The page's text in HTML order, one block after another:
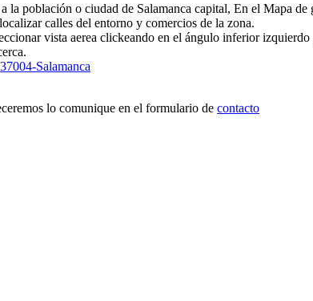
la población o ciudad de Salamanca capital, En el Mapa
calles del entorno y comercios de la zona.
vista aerea clickeando en el ángulo inferior
37004-Salamanca
lo comunique en el formulario de contacto